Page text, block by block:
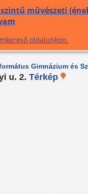
mûvészeti
oldalunkon.
Gimnázium és
u. 2. Térkép